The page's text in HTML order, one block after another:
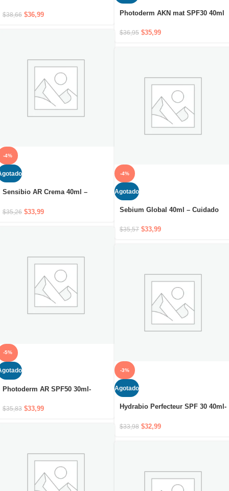
piel debilitada por tratamientos
$38,66 $36,99 Photoderm AKN mat SPF30 40ml
$36,95 $35,99
-4%
Sensibio AR Crema 40ml –
larga duración
$35,26 $33,99
-4%
Agotado
Sebium Global 40ml – Cuidado
la recurrencia del acné
$35,57 $33,99
-5%
Photoderm AR SPF50 30ml-
protección para piel sensible con
$35,83 $33,99
-3%
Agotado
Hydrabio Perfecteur SPF 30 40ml-
$33,98 $32,99